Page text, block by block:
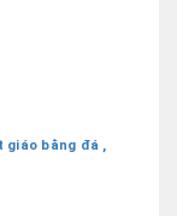
giáo bằng đá ,